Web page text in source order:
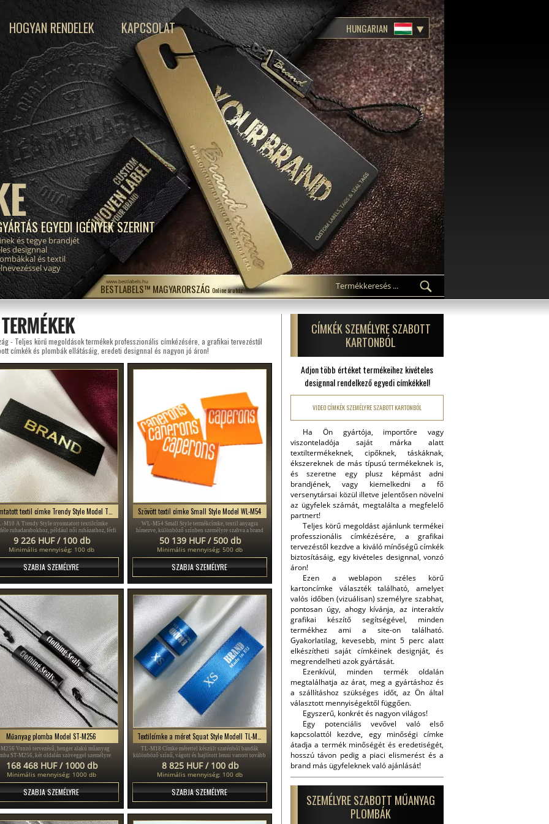
BESTLABELS™ MAGYARORSZÁG Online áruház
www.bestlabels.hu
EGYEDI IGÉNYEK SZERINT
és tegye brandjét
designnal
és textil
vagy
HOGYAN RENDELEK KAPCSOLAT HUNGARIAN
- Teljes körű megoldások termékek professzionális címkézésére, a grafikai tervezéstől
címkék és plombák ellátásáig, eredeti designnal és nagyon jó áron!
M10 A Trendy Style nyomtatott textilcímke
ruhadarabokhoz, például női ruházathoz, férfi
ruházathoz, ruházati kiegészítőkhöz stb.
9 226 HUF / 100 db
Minimális mennyiség: 100 db
SZABJA SZEMÉLYRE
Szövött textil címke Small Style Model WL-M54
WL-M54 Small Style termékcímke, textil anyagra
hímezve, különböző színben személyre szabva a brand
nevével vagy egy emblémával, megfelelő bármilyen
ruházati cikkhez vagy egy másik textil termékhez.
50 139 HUF / 500 db
Minimális mennyiség: 500 db
SZABJA SZEMÉLYRE
Műanyag plomba Model ST-M256
M256 Vonzó tervezésű, henger alakú műanyag
ST-M256, két oldalán szöveggel személyre
különféle ruhadarabokhoz, például farmerhez,
női és férfi öltönyhöz, valamint sok más
ruházathoz, cipőhöz és táskához illik.
168 468 HUF / 1000 db
Minimális mennyiség: 1000 db
SZABJA SZEMÉLYRE
Textilcímke a méret Squat Style Modell TL-M18
TL-M18 Címke mérettel készült szaténból bandák
különböző színű, vágott és hajlított lenni varrott tovább
ruházati termék.
8 825 HUF / 100 db
Minimális mennyiség: 100 db
SZABJA SZEMÉLYRE
CÍMKÉK SZEMÉLYRE SZABOTT
KARTONBÓL
Adjon több értéket termékeihez kivételes
designnal rendelkező egyedi címkékkel!
VIDEO CÍMKÉK SZEMÉLYRE SZABOTT KARTONBÓL
Ha Ön gyártója, importőre vagy
viszonteladója saját márka alatt
textiltermékeknek, cipőknek, táskáknak,
ékszereknek de más típusú termékeknek is,
és szeretne egy plusz képmást adni
brandjének, vagy kiemelkedni a fő
versenytársai közül illetve jelentősen növelni
az ügyfelek számát, megtalálta a megfelelő
partnert!
Teljes körű megoldást ajánlunk termékei
professzionális címkézésére, a grafikai
tervezéstől kezdve a kiváló mínőségű címkék
biztosításáig, egy kivételes designnal, vonzó
áron!
Ezen a weblapon széles körű
kartoncímke választék található, amelyet
valós időben (vizuálisan) személyre szabhat,
pontosan úgy, ahogy kívánja, az interaktív
grafikai készítő segítségével, minden
termékhez ami a site-on található.
Gyakorlatilag, kevesebb, mint 5 perc alatt
elkészítheti saját címkéinek designját, és
megrendelheti azok gyártását.
Ezenkívül, minden termék oldalán
megtalálhatja az árat, meg a gyártáshoz és
a szállításhoz szükséges időt, az Ön által
választott mennyiségektől függően.
Egyszerű, konkrét és nagyon világos!
Egy potenciális vevővel való első
kapcsolattól kezdve, egy minőségi címke
átadja a termék minőségét és eredetiségét,
hosszú távon pedig a piaci elismerést és a
brand más ügyfeleknek való ajánlását!
SZEMÉLYRE SZABOTT MŰANYAG
PLOMBÁK